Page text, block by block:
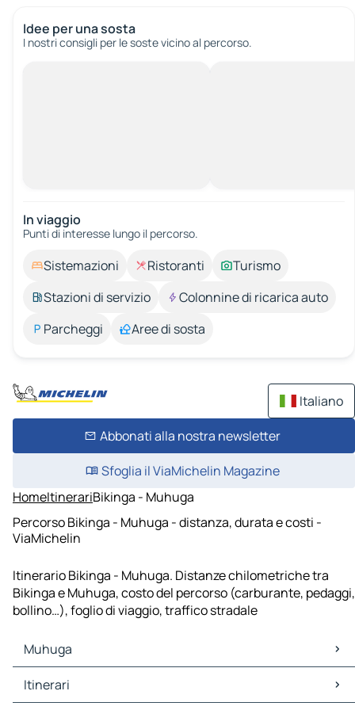
Idee per una sosta
I nostri consigli per le soste vicino al percorso.
In viaggio
Punti di interesse lungo il percorso.
Sistemazioni Ristoranti
Turismo
Stazioni di servizio
Colonnine di ricarica auto
Parcheggi
Aree di sosta
Italiano
Abbonati alla nostra newsletter
Sfoglia il ViaMichelin Magazine
HomeItinerariBikinga - Muhuga
Percorso Bikinga - Muhuga - distanza, durata e costi -
ViaMichelin
Itinerario Bikinga - Muhuga. Distanze chilometriche tra
Bikinga e Muhuga, costo del percorso (carburante, pedaggi,
bollino…), foglio di viaggio, traffico stradale
Muhuga
Muhuga Mappe Piantine
Muhuga Traffico
Itinerari